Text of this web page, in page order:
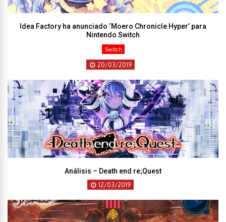
Idea Factory ha anunciado ‘Moero Chronicle Hyper’ para
Nintendo Switch
Switch
20/03/2019
Análisis – Death end re;Quest
12/03/2019